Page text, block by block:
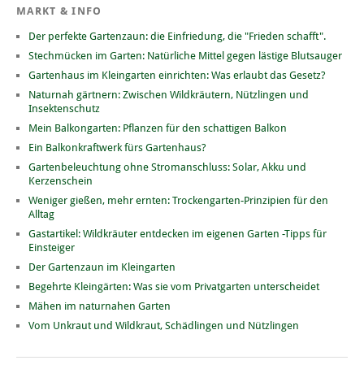
MARKT & INFO
Der perfekte Gartenzaun: die Einfriedung, die "Frieden schafft".
Stechmücken im Garten: Natürliche Mittel gegen lästige Blutsauger
Gartenhaus im Kleingarten einrichten: Was erlaubt das Gesetz?
Naturnah gärtnern: Zwischen Wildkräutern, Nützlingen und
Insektenschutz
Mein Balkongarten: Pflanzen für den schattigen Balkon
Ein Balkonkraftwerk fürs Gartenhaus?
Gartenbeleuchtung ohne Stromanschluss: Solar, Akku und
Kerzenschein
Weniger gießen, mehr ernten: Trockengarten-Prinzipien für den
Alltag
Gastartikel: Wildkräuter entdecken im eigenen Garten -Tipps für
Einsteiger
Der Gartenzaun im Kleingarten
Begehrte Kleingärten: Was sie vom Privatgarten unterscheidet
Mähen im naturnahen Garten
Vom Unkraut und Wildkraut, Schädlingen und Nützlingen